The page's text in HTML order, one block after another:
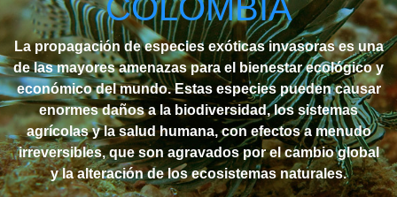
La propagación de especies exóticas invasoras es una
de las mayores amenazas para el bienestar ecológico y
económico del mundo. Estas especies pueden causar
enormes daños a la biodiversidad, los sistemas
agrícolas y la salud humana, con efectos a menudo
irreversibles, que son agravados por el cambio global
y la alteración de los ecosistemas naturales.